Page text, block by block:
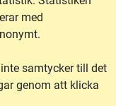
med
samtycker till det
genom att klicka